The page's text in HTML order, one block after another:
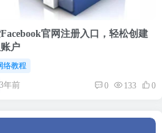
官网注册入口，轻松创建
户
络教程
3年前 0 133 0